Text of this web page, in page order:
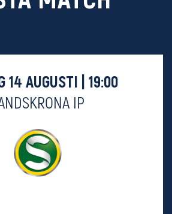
14 AUGUSTI | 19:00
IP